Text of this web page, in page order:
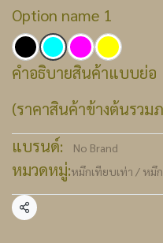
Option name 1
คำอธิบายสินค้าแบบย่อ
(ราคาสินค้าข้างต้นรว
แบรนด์:
No Brand
หมวดหมู่:หมึกเทียบเท่า / หมึก
แชร์